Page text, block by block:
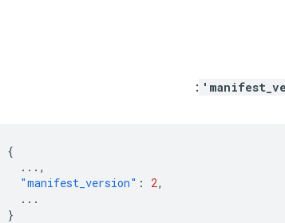
:
{
... ,
"manifest_version" : 2,
...
}